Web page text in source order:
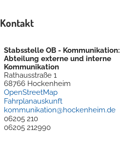
Kontakt
Stabsstelle OB - Kommunikation:
Abteilung externe und interne
Kommunikation
Rathausstraße 1
68766 Hockenheim
OpenStreetMap
Fahrplanauskunft
kommunikation@hockenheim.de
06205 210
06205 212990